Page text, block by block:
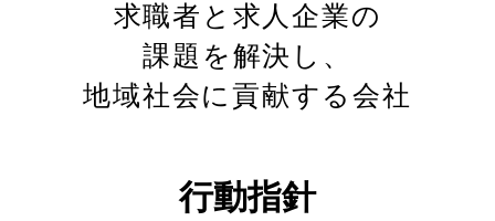
求職者と求人企業の
課題を解決し、
地域社会に貢献する会社
行動指針